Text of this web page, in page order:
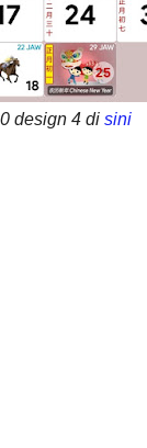
design 4 di sini